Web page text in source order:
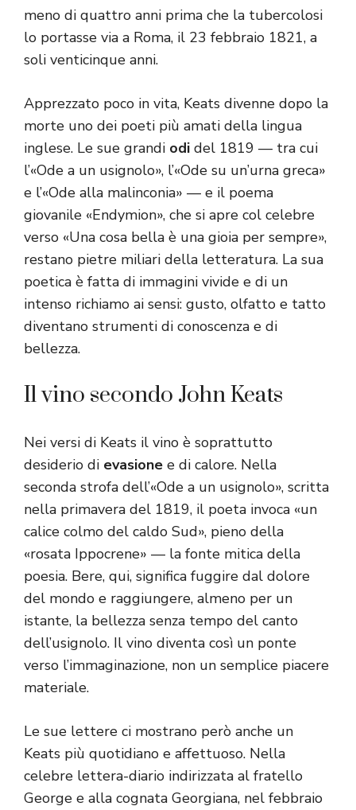
meno di quattro anni prima che la tubercolosi
lo portasse via a Roma, il 23 febbraio 1821, a
soli venticinque anni.
Apprezzato poco in vita, Keats divenne dopo la
morte uno dei poeti più amati della lingua
inglese. Le sue grandi odi del 1819 — tra cui
l’«Ode a un usignolo», l’«Ode su un’urna greca»
e l’«Ode alla malinconia» — e il poema
giovanile «Endymion», che si apre col celebre
verso «Una cosa bella è una gioia per sempre»,
restano pietre miliari della letteratura. La sua
poetica è fatta di immagini vivide e di un
intenso richiamo ai sensi: gusto, olfatto e tatto
diventano strumenti di conoscenza e di
bellezza.
Il vino secondo John Keats
Nei versi di Keats il vino è soprattutto
desiderio di evasione e di calore. Nella
seconda strofa dell’«Ode a un usignolo», scritta
nella primavera del 1819, il poeta invoca «un
calice colmo del caldo Sud», pieno della
«rosata Ippocrene» — la fonte mitica della
poesia. Bere, qui, significa fuggire dal dolore
del mondo e raggiungere, almeno per un
istante, la bellezza senza tempo del canto
dell’usignolo. Il vino diventa così un ponte
verso l’immaginazione, non un semplice piacere
materiale.
Le sue lettere ci mostrano però anche un
Keats più quotidiano e affettuoso. Nella
celebre lettera-diario indirizzata al fratello
George e alla cognata Georgiana, nel febbraio